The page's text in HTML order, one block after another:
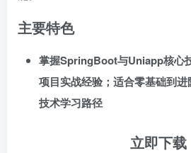
主要特色
掌握SpringBoot与Uniapp核心
项目实战经验；适合零基础到
技术学习路径
立即下载